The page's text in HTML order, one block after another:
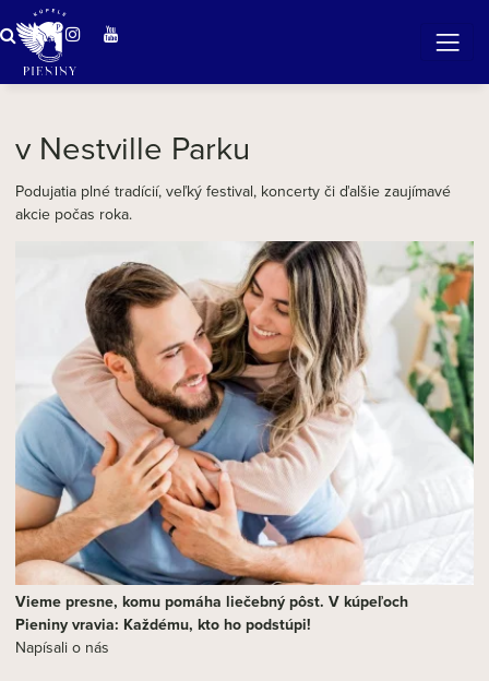
Zázračná voda v Pieninách
v Nestville Parku
Podujatia plné tradícií, veľký festival, koncerty či ďalšie zaujímavé
akcie počas roka.
Vieme presne, komu pomáha liečebný pôst. V kúpeľoch
Pieniny vravia: Každému, kto ho podstúpi!
Napísali o nás